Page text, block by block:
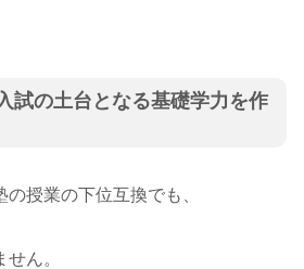
試の土台となる基礎学力を作
授業の下位互換でも、
ん。